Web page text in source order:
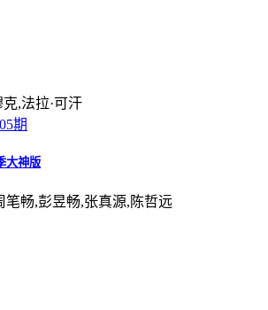
,法拉·可汗
期
大神版
笔畅,彭昱畅,张真源,陈哲远